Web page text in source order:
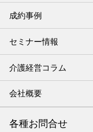
成約事例
セミナー情報
介護経営コラム
会社概要
各種お問合せ